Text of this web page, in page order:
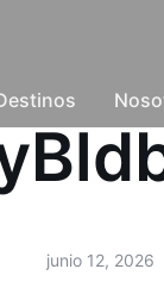
junio 12, 2026